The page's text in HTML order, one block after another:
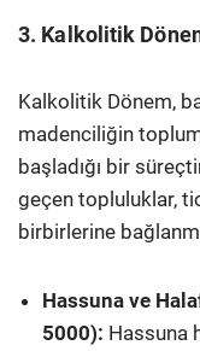
3. Kalkolitik
Kalkolitik Dönem,
madenciliğin
başladığı bir
geçen topluluklar,
birbirlerine
Hassuna ve
5000): Hassuna